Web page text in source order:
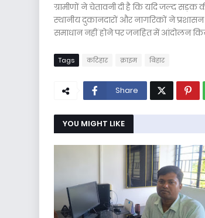
ग्रामीणों ने चेतावनी दी है कि यदि जल्द
स्थानीय दुकानदारों और नागरिकों ने
समाधान नहीं होने पर जनहित में आंदोलन
Tags कटिहार क्राइम बिहार
Share
YOU MIGHT LIKE